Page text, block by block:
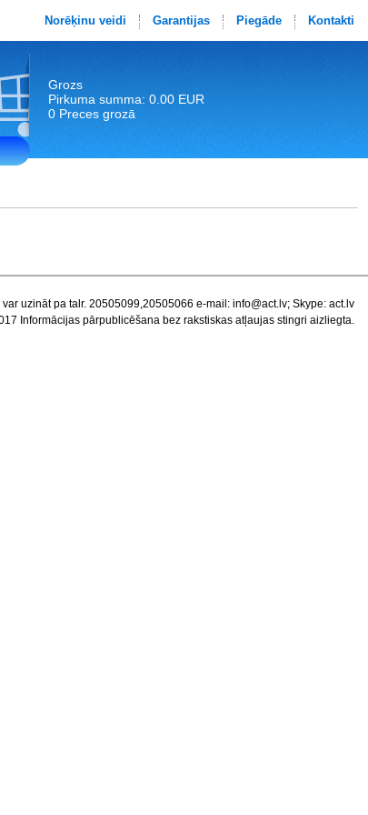
Norēķinu veidi Garantijas Piegāde Kontakti
Grozs
Pirkuma summa: 0.00 EUR
0 Preces grozā
uzināt pa talr. 20505099,20505066 e-mail: info@act.lv; Skype: act.lv
Informācijas pārpublicēšana bez rakstiskas atļaujas stingri aizliegta.